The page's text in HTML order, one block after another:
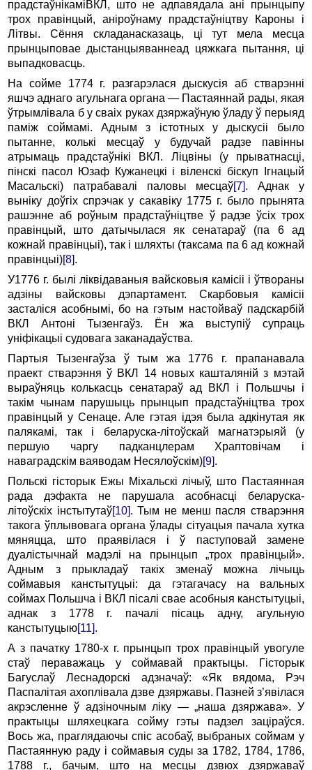
прадстаўнікаміВКЛ, што не адпавядала ані прынцыпу
трох правінцый, аніроўнаму прадстаўніцтву Кароны і
Літвы. Сёння складанасказаць, ці тут мела месца
прынцыповае дыстанцыяваннеад цяжкага пытання, ці
выпадковасць.
На сойме 1774 г. разгарэлася дыскусія аб стварэнні
яшчэ аднаго агульнага органа — Пастаяннай рады, якая
ўтрымлівала б у сваіх руках дзяржаўную ўладу ў перыяд
паміж соймамі. Адным з істотных у дыскусіі было
пытанне, колькі месцаў у будучай радзе павінны
атрымаць прадстаўнікі ВКЛ. Ліцвіны (у прыватнасці,
пінскі пасол Юзаф Кужанецкі і віленскі біскуп Ігнацый
Масальскі) патрабавалі паловы месцаў[7]. Аднак у
выніку доўгіх спрэчак у сакавіку 1775 г. было прынята
рашэнне аб роўным прадстаўніцтве ў радзе ўсіх трох
правінцый, што датычылася як сенатараў (па 6 ад
кожнай правінцыі), так і шляхты (таксама па 6 ад кожнай
правінцыі)[8].
У1776 г. былі ліквідаваныя вайсковыя камісіі і ўтвораны
адзіны вайсковы дэпартамент. Скарбовыя камісіі
засталіся асобнымі, бо на гэтым настойваў падскарбій
ВКЛ Антоні Тызенгаўз. Ён жа выступіў супраць
уніфікацыі судовага заканадаўства.
Партыя Тызенгаўза ў тым жа 1776 г. прапанавала
праект стварэння ў ВКЛ 14 новых кашталяній з мэтай
выраўняць колькасць сенатараў ад ВКЛ і Польшчы і
такім чынам парушыць прынцып прадстаўніцтва трох
правінцый у Сенаце. Але гэтая ідэя была адкінутая як
палякамі, так і беларуска-літоўскай магнатэрыяй (у
першую чаргу падканцлерам Храптовічам і
наваградскім ваяводам Несялоўскім)[9].
Польскі гісторык Ежы Міхальскі лічыў, што Пастаянная
рада дэфакта не парушала асобнасці беларуска-
літоўскіх інстытутаў[10]. Тым не менш пасля стварэння
такога ўплывовага органа ўлады сітуацыя пачала хутка
мяняцца, што праявілася і ў паступовай замене
дуалістычнай мадэлі на прынцып „трох правінцый».
Адным з прыкладаў такіх зменаў можна лічыць
соймавыя канстытуцыі: да гэтагачасу на вальных
соймах Польшча і ВКЛ пісалі свае асобныя канстытуцыі,
аднак з 1778 г. пачалі пісаць адну, агульную
канстытуцыю[11].
А з пачатку 1780-х г. прынцып трох правінцый увогуле
стаў пераважаць у соймавай практыцы. Гісторык
Багуслаў Леснадорскі адзначаў: «Як вядома, Рэч
Паспалітая ахоплівала дзве дзяржавы. Пазней з’явілася
акрэсленне ў адзіночным ліку — „наша дзяржава». У
практыцы шляхецкага сойму гэты падзел заціраўся.
Вось жа, праглядаючы спіс асобаў, выбраных соймам у
Пастаянную раду і соймавыя суды за 1782, 1784, 1786,
1788 г., бачым, што на месцы дзвюх дзяржаваў